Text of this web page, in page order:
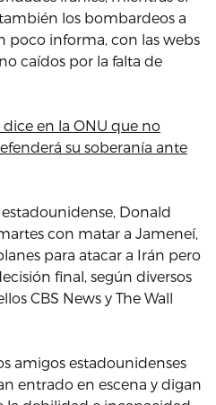
los bombardeos a
poco informa, con las webs
caídos por la falta de
dice en la ONU que no
su soberanía ante
Donald
con matar a Jameneí,
para atacar a Irán pero
final, según diversos
CBS News y The Wall
amigos estadounidenses
entrado en escena y digan